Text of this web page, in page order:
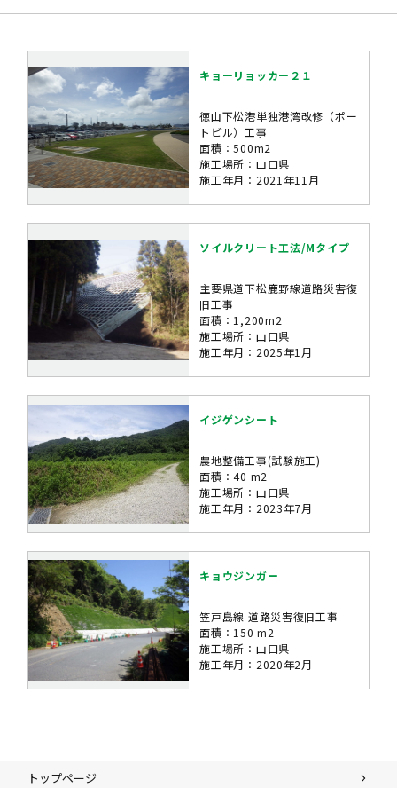
キョーリョッカー２１
徳山下松港単独港湾改修（ポー
トビル）工事
面積：500m2
施工場所：山口県
施工年月：2021年11月
ソイルクリート工法/Mタイプ
主要県道下松鹿野線道路災害復
旧工事
面積：1,200m2
施工場所：山口県
施工年月：2025年1月
イジゲンシート
農地整備工事(試験施工)
面積：40 m2
施工場所：山口県
施工年月：2023年7月
キョウジンガー
笠戸島線 道路災害復旧工事
面積：150 m2
施工場所：山口県
施工年月：2020年2月
トップページ